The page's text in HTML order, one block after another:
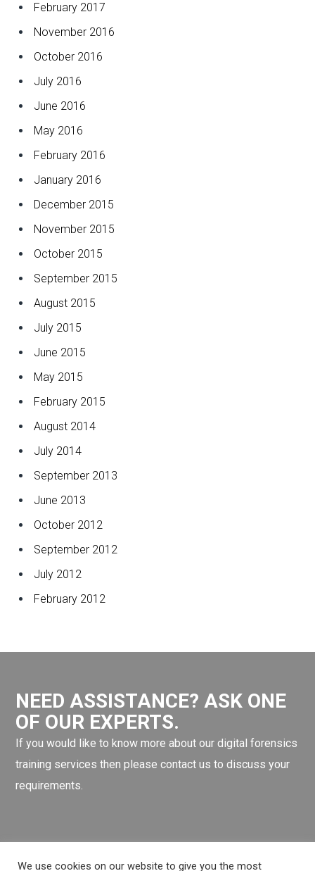
February 2017
November 2016
October 2016
July 2016
June 2016
May 2016
February 2016
January 2016
December 2015
November 2015
October 2015
September 2015
August 2015
July 2015
June 2015
May 2015
February 2015
August 2014
July 2014
September 2013
June 2013
October 2012
September 2012
July 2012
February 2012
NEED ASSISTANCE? ASK ONE
OF OUR EXPERTS.
If you would like to know more about our digital forensics
training services then please contact us to discuss your
requirements.
We use cookies on our website to give you the most